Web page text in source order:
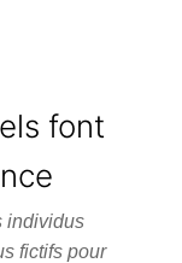
font
individus
fictifs pour